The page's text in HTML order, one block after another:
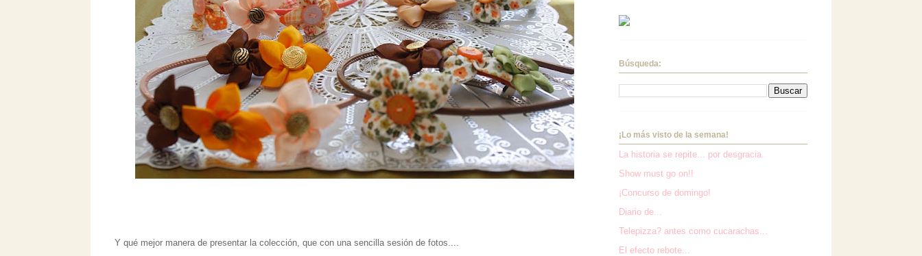
Y qué mejor manera de presentar la colección, que con una sencilla sesión de fotos....
Búsqueda:
¡Lo más visto de la semana!
La historia se repite... por desgracia.
Show must go on!!
¡Concurso de domingo!
Diario de...
Telepizza? antes como cucarachas...
El efecto rebote...